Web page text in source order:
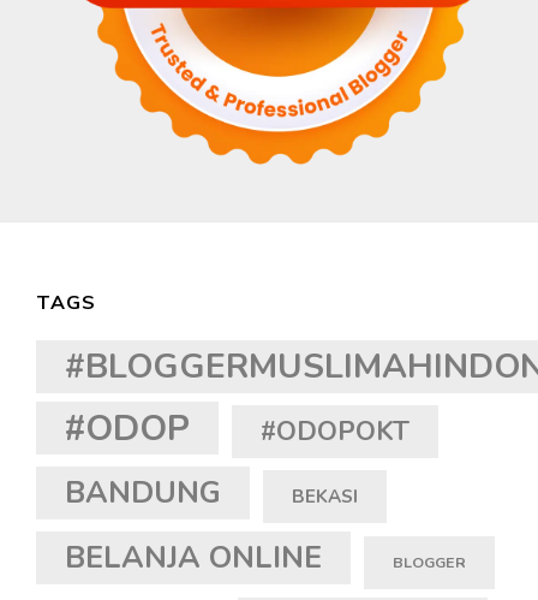
TAGS
#ODOP #ODOPOKT
BANDUNG BEKASI
BELANJA ONLINE BLOGGER